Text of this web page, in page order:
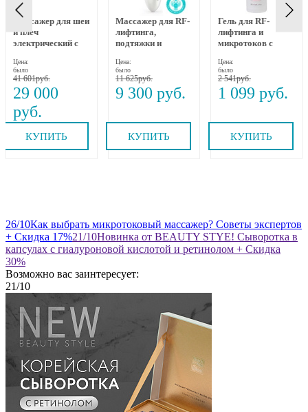
Массажер для шеи
и плеч
электрический с
вытяжением и
прогревом MEDI
NECK MYTREX
Цена:
было
41 601
29 000
КУПИТЬ
Массажер для RF-
лифтинга,
подтяжки и
RF-1607, Gezatone
Цена:
было
11 625
9 300
КУПИТЬ
Гель для RF-
лифтинга и
микротоков с
пептидами и
бакучиолом 250
мл Beauty Style
Цена:
было
2 541
1 099
КУПИТЬ
26/10Как выбрать микротоковый массажер? Советы экспертов
+ Скидка 17%21/10Новинка от BEAUTY STYE! Сыворотка в
капсулах с гиалуроновой кислотой и ретинолом + Скидка
30%
Возможно вас заинтересует:
21/10